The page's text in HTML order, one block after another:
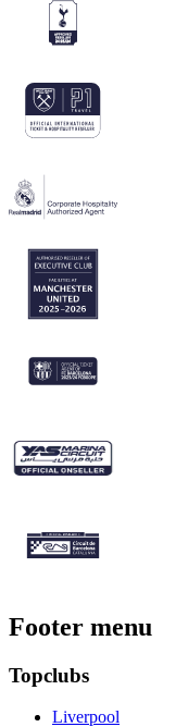
Footer menu
Topclubs
Liverpool